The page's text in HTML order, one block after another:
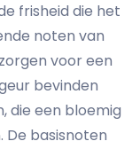
frisheid die het
noten van
voor een
bevinden
die een bloemig
basisnoten